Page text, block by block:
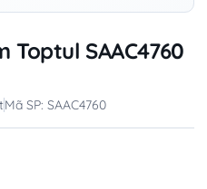
SAAC4760
Mã SP: SAAC4760